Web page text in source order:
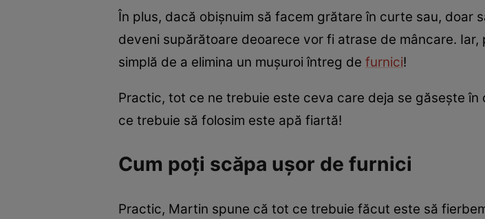
În plus, dacă obișnuim să facem grătare în curte sau, doar
deveni supărătoare deoarece vor fi atrase de mâncare.
simplă de a elimina un mușuroi întreg de furnici!
Practic, tot ce ne trebuie este ceva care deja se găsește
ce trebuie să folosim este apă fiartă!
Cum poți scăpa ușor de furnici
Practic, Martin spune că tot ce trebuie făcut este să